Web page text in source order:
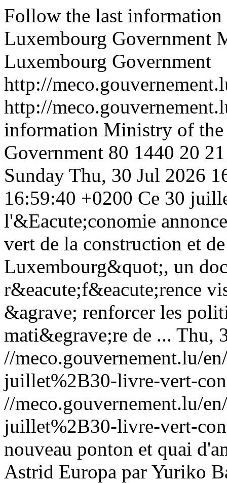
Follow the last
Luxembourg Government
Luxembourg Government
http://
http://
information Ministry of
Government 80 1440 20 21
Sunday Thu, 30 Jul 2026
16:59:40 +0200 Ce 30
l'&Eacute;conomie
vert de la construction et
Luxembourg&quot;, un
r&eacute;f&eacute;rence
&agrave; renforcer les
mati&egrave;re de ... Thu,
//meco.gouvernement.lu/
juillet%2B30-livre-vert-
//meco.gouvernement.lu/
juillet%2B30-livre-vert-
nouveau ponton et quai
Astrid Europa par Yuriko